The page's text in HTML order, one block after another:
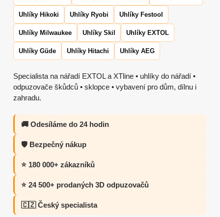
Uhlíky Hikoki Uhlíky Ryobi Uhlíky Festool
Uhlíky Milwaukee Uhlíky Skil Uhlíky EXTOL
Uhlíky Güde Uhlíky Hitachi Uhlíky AEG
Specialista na nářadí EXTOL a XTline • uhlíky do nářadí •
odpuzovače škůdců • sklopce • vybavení pro dům, dílnu i
zahradu.
🚚 Odesíláme do 24 hodin
🛡️ Bezpečný nákup
⭐ 180 000+ zákazníků
⭐ 24 500+ prodaných 3D odpuzovačů
🇨🇿 Český specialista